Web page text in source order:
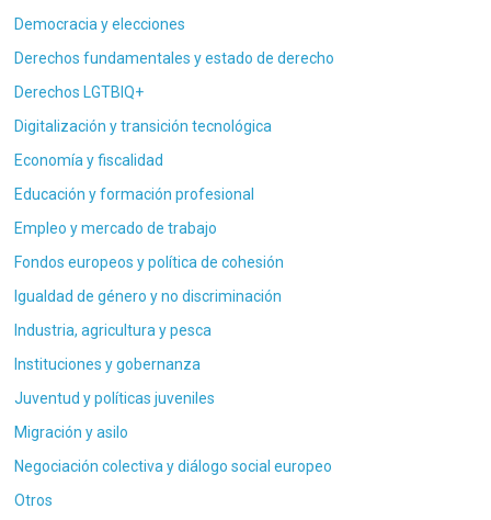
Democracia y elecciones
Derechos fundamentales y estado de derecho
Derechos LGTBIQ+
Digitalización y transición tecnológica
Economía y fiscalidad
Educación y formación profesional
Empleo y mercado de trabajo
Fondos europeos y política de cohesión
Igualdad de género y no discriminación
Industria, agricultura y pesca
Instituciones y gobernanza
Juventud y políticas juveniles
Migración y asilo
Negociación colectiva y diálogo social europeo
Otros